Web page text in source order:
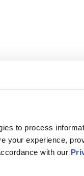
to process
your experience,
with our